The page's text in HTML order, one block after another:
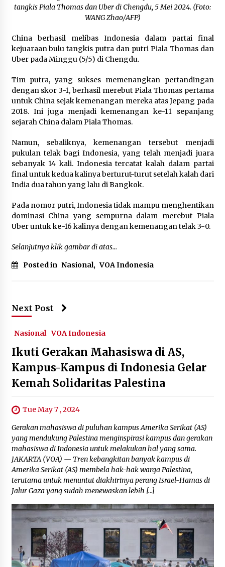
Kolaborasi Bareng Laufey, Garap Lagu dalam 3
February 6, 2024
Antisipasi Serangan Siber, Jokowi Tekankan
Pentingnya ‘Back Up’ Data
July 8, 2024
Eksorsisme: Pengalaman Warga Indonesia dan
November 10, 2023
Lima Informasi Keliru di Medsos Terkait
Pilpres dan Fakta Sesungguhnya
February 11, 2024
Jokowi: Kepala dan Wakil Kepala Otorita IKN
Mundur Karena Alasan Pribadi
June 7, 2024
tangkis Piala Thomas dan Uber di Chengdu, 5 Mei 2024. (Foto:
WANG Zhao/AFP)
China berhasil melibas Indonesia dalam partai final
kejuaraan bulu tangkis putra dan putri Piala Thomas dan
Uber pada Minggu (5/5) di Chengdu.
Tim putra, yang sukses memenangkan pertandingan
dengan skor 3-1, berhasil merebut Piala Thomas pertama
untuk China sejak kemenangan mereka atas Jepang pada
2018. Ini juga menjadi kemenangan ke-11 sepanjang
sejarah China dalam Piala Thomas.
Namun, sebaliknya, kemenangan tersebut menjadi
pukulan telak bagi Indonesia, yang telah menjadi juara
sebanyak 14 kali. Indonesia tercatat kalah dalam partai
final untuk kedua kalinya berturut-turut setelah kalah dari
India dua tahun yang lalu di Bangkok.
Pada nomor putri, Indonesia tidak mampu menghentikan
dominasi China yang sempurna dalam merebut Piala
Uber untuk ke-16 kalinya dengan kemenangan telak 3-0.
Selanjutnya klik gambar di atas…
Posted in Nasional, VOA Indonesia
Next Post
Nasional VOA Indonesia
Ikuti Gerakan Mahasiswa di AS,
Kampus-Kampus di Indonesia Gelar
Kemah Solidaritas Palestina
Tue May 7 , 2024
Gerakan mahasiswa di puluhan kampus Amerika Serikat (AS)
yang mendukung Palestina menginspirasi kampus dan gerakan
mahasiswa di Indonesia untuk melakukan hal yang sama.
JAKARTA (VOA) — Tren kebangkitan banyak kampus di
Amerika Serikat (AS) membela hak-hak warga Palestina,
terutama untuk menuntut diakhirinya perang Israel-Hamas di
Jalur Gaza yang sudah menewaskan lebih […]